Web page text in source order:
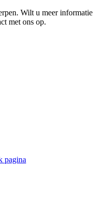
Wilt u meer informatie
met ons op.
pagina